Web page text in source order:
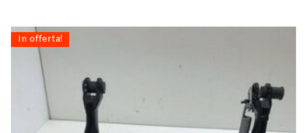
In offerta!